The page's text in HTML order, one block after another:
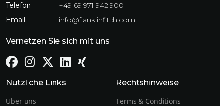
Telefon
+49 69 971 942 900
Email
info@franklinfitch.com
Vernetzen Sie sich mit uns
Nützliche Links
Über uns
Rechtshinweise
Terms & Conditions